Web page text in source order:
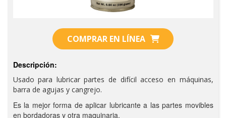
COMPRAR EN LÍNEA
Descripción:
Usado para lubricar partes de difícil acceso en máquinas,
barra de agujas y cangrejo.
Es la mejor forma de aplicar lubricante a las partes movibles
en bordadoras y otra maquinaria.